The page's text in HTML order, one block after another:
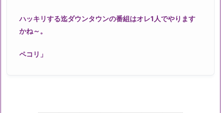
ハッキリする迄ダウンタウンの番組はオレ1人でやります
かね～。
ペコリ」